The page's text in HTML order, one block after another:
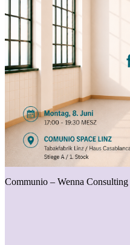
Communio – Wenna Consulting